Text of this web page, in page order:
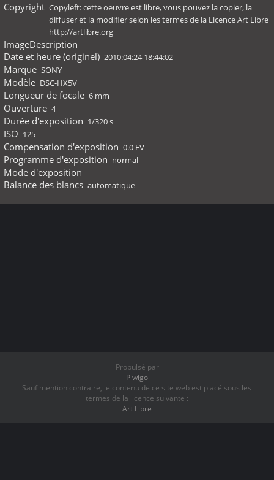
Copyright Copyleft: cette oeuvre est libre, vous pouvez la copier, la
diffuser et la modifier selon les termes de la Licence Art Libre
http://artlibre.org
ImageDescription
Date et heure (originel) 2010:04:24 18:44:02
Marque SONY
Modèle DSC-HX5V
Longueur de focale 6 mm
Ouverture 4
Durée d'exposition 1/320 s
ISO 125
Compensation d'exposition 0.0 EV
Programme d'exposition normal
Mode d'exposition
Balance des blancs automatique
Propulsé par
Piwigo
Sauf mention contraire, le contenu de ce site web est placé sous les
termes de la licence suivante :
Art Libre